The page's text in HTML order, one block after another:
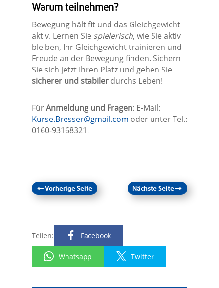
Warum teilnehmen?
Bewegung hält fit und das Gleichgewicht
aktiv. Lernen Sie spielerisch, wie Sie aktiv
bleiben, Ihr Gleichgewicht trainieren und
Freude an der Bewegung finden. Sichern
Sie sich jetzt Ihren Platz und gehen Sie
sicherer und stabilerdurchs Leben!
FürAnmeldung und Fragen: E-Mail:
Kurse.Bresser@gmail.com oder unter Tel.:
0160-93168321.
←Vorherige Seite Nächste Seite→
Teilen: Facebook
Whatsapp Twitter